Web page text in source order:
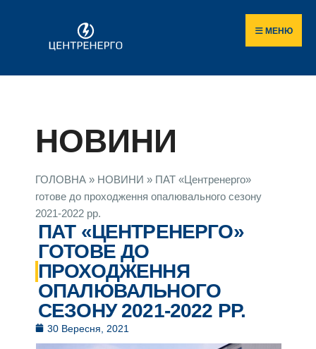
МЕНЮ
НОВИНИ
ГОЛОВНА » НОВИНИ » ПАТ «Центренерго»
готове до проходження опалювального сезону
2021-2022 рр.
ПАТ «ЦЕНТРЕНЕРГО»
ГОТОВЕ ДО
ПРОХОДЖЕННЯ
ОПАЛЮВАЛЬНОГО
СЕЗОНУ 2021-2022 РР.
30 Вересня, 2021